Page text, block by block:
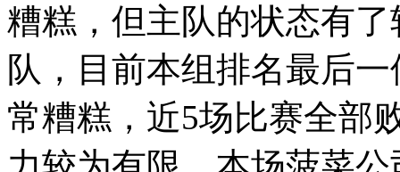
糟糕，但主队的状态有
队，目前本组排名最后
常糟糕，近5场比赛全部